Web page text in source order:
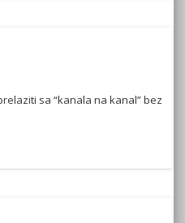
sa “kanala na kanal” bez